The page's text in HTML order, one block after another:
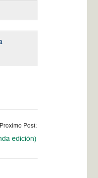
Proximo Post:
edición)